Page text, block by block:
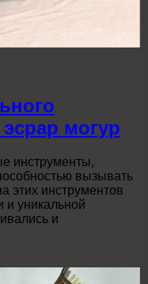
могур
инструменты,
вызывать
этих инструментов
и уникальной
и